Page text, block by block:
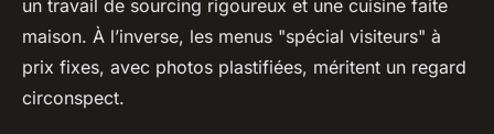
un travail de sourcing rigoureux et une cuisine faite
maison. À l’inverse, les menus "spécial visiteurs" à
prix fixes, avec photos plastifiées, méritent un regard
circonspect.